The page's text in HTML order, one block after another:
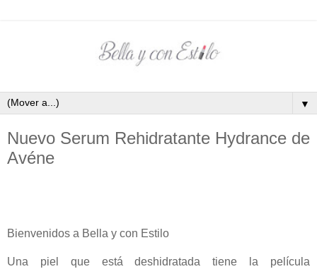
▼
Nuevo Serum Rehidratante Hydrance de
Avéne
Bienvenidos a Bella y con Estilo
Una piel que está deshidratada tiene la película